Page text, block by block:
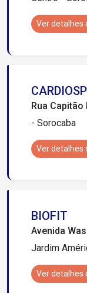
Ver detalhes
Rua
- Sorocaba
Ver detalhes
BIOFIT
Avenida
Jardim
Ver detalhes